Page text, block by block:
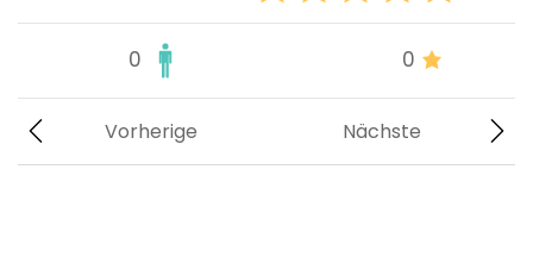
0 0
Nächste
Vorherige